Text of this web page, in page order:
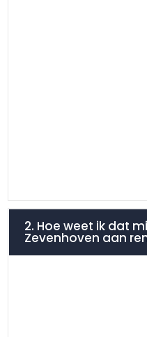
2. Hoe weet ik dat
Zevenhoven aan